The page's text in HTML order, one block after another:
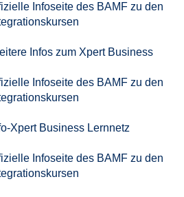
Infoseite des BAMF zu den
Infos zum Xpert Business
Infoseite des BAMF zu den
Xpert Business Lernnetz
Infoseite des BAMF zu den